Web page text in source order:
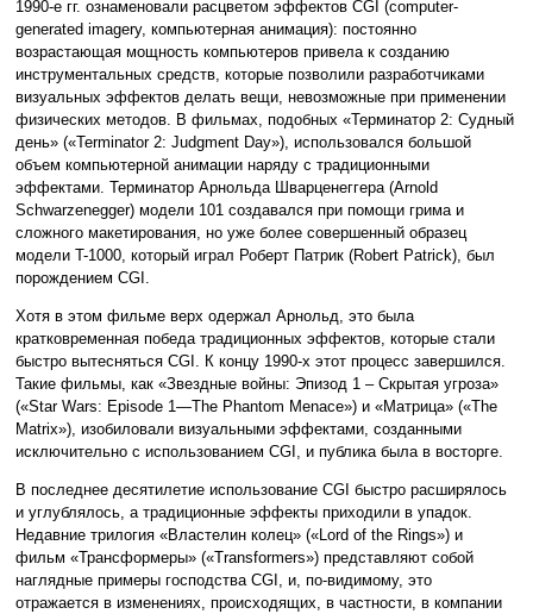
1990-е гг. ознаменовали расцветом эффектов CGI (computer-
generated imagery, компьютерная анимация): постоянно
возрастающая мощность компьютеров привела к созданию
инструментальных средств, которые позволили разработчиками
визуальных эффектов делать вещи, невозможные при применении
физических методов. В фильмах, подобных «Терминатор 2: Судный
день» («Terminator 2: Judgment Day»), использовался большой
объем компьютерной анимации наряду с традиционными
эффектами. Терминатор Арнольда Шварценеггера (Arnold
Schwarzenegger) модели 101 создавался при помощи грима и
сложного макетирования, но уже более совершенный образец
модели T-1000, который играл Роберт Патрик (Robert Patrick), был
порождением CGI.
Хотя в этом фильме верх одержал Арнольд, это была
кратковременная победа традиционных эффектов, которые стали
быстро вытесняться CGI. К концу 1990-х этот процесс завершился.
Такие фильмы, как «Звездные войны: Эпизод 1 – Скрытая угроза»
(«Star Wars: Episode 1—The Phantom Menace») и «Матрица» («The
Matrix»), изобиловали визуальными эффектами, созданными
исключительно с использованием CGI, и публика была в восторге.
В последнее десятилетие использование CGI быстро расширялось
и углублялось, а традиционные эффекты приходили в упадок.
Недавние трилогия «Властелин колец» («Lord of the Rings») и
фильм «Трансформеры» («Transformers») представляют собой
наглядные примеры господства CGI, и, по-видимому, это
отражается в изменениях, происходящих, в частности, в компании